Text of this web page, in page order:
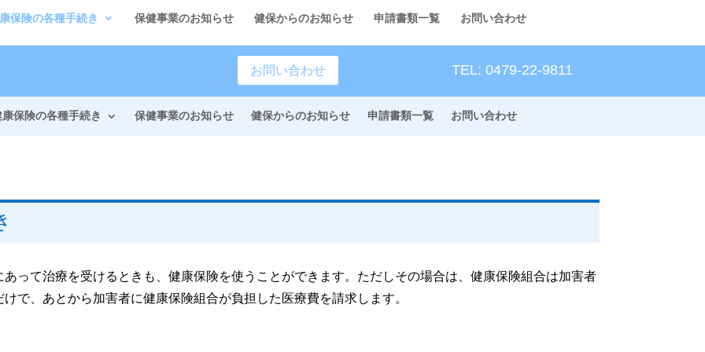
保険の各種手続き 保健事業のお知らせ 健保からのお知らせ 申請書類一覧 お問い合わせ
お問い合わせ TEL: 0479-22-9811
保険の各種手続き 保健事業のお知らせ 健保からのお知らせ 申請書類一覧 お問い合わせ
って治療を受けるときも、健康保険を使うことができます。ただしその場合は、健康保険組合は加害者
で、あとから加害者に健康保険組合が負担した医療費を請求します。